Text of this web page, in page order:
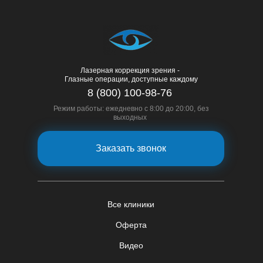
Лазерная коррекция зрения -
Глазные операции, доступные каждому
Оферта
Видео
Все клиники
8 (800) 100-98-76
Режим работы: ежедневно с 8:00 до 20:00, без
выходных
Заказать звонок